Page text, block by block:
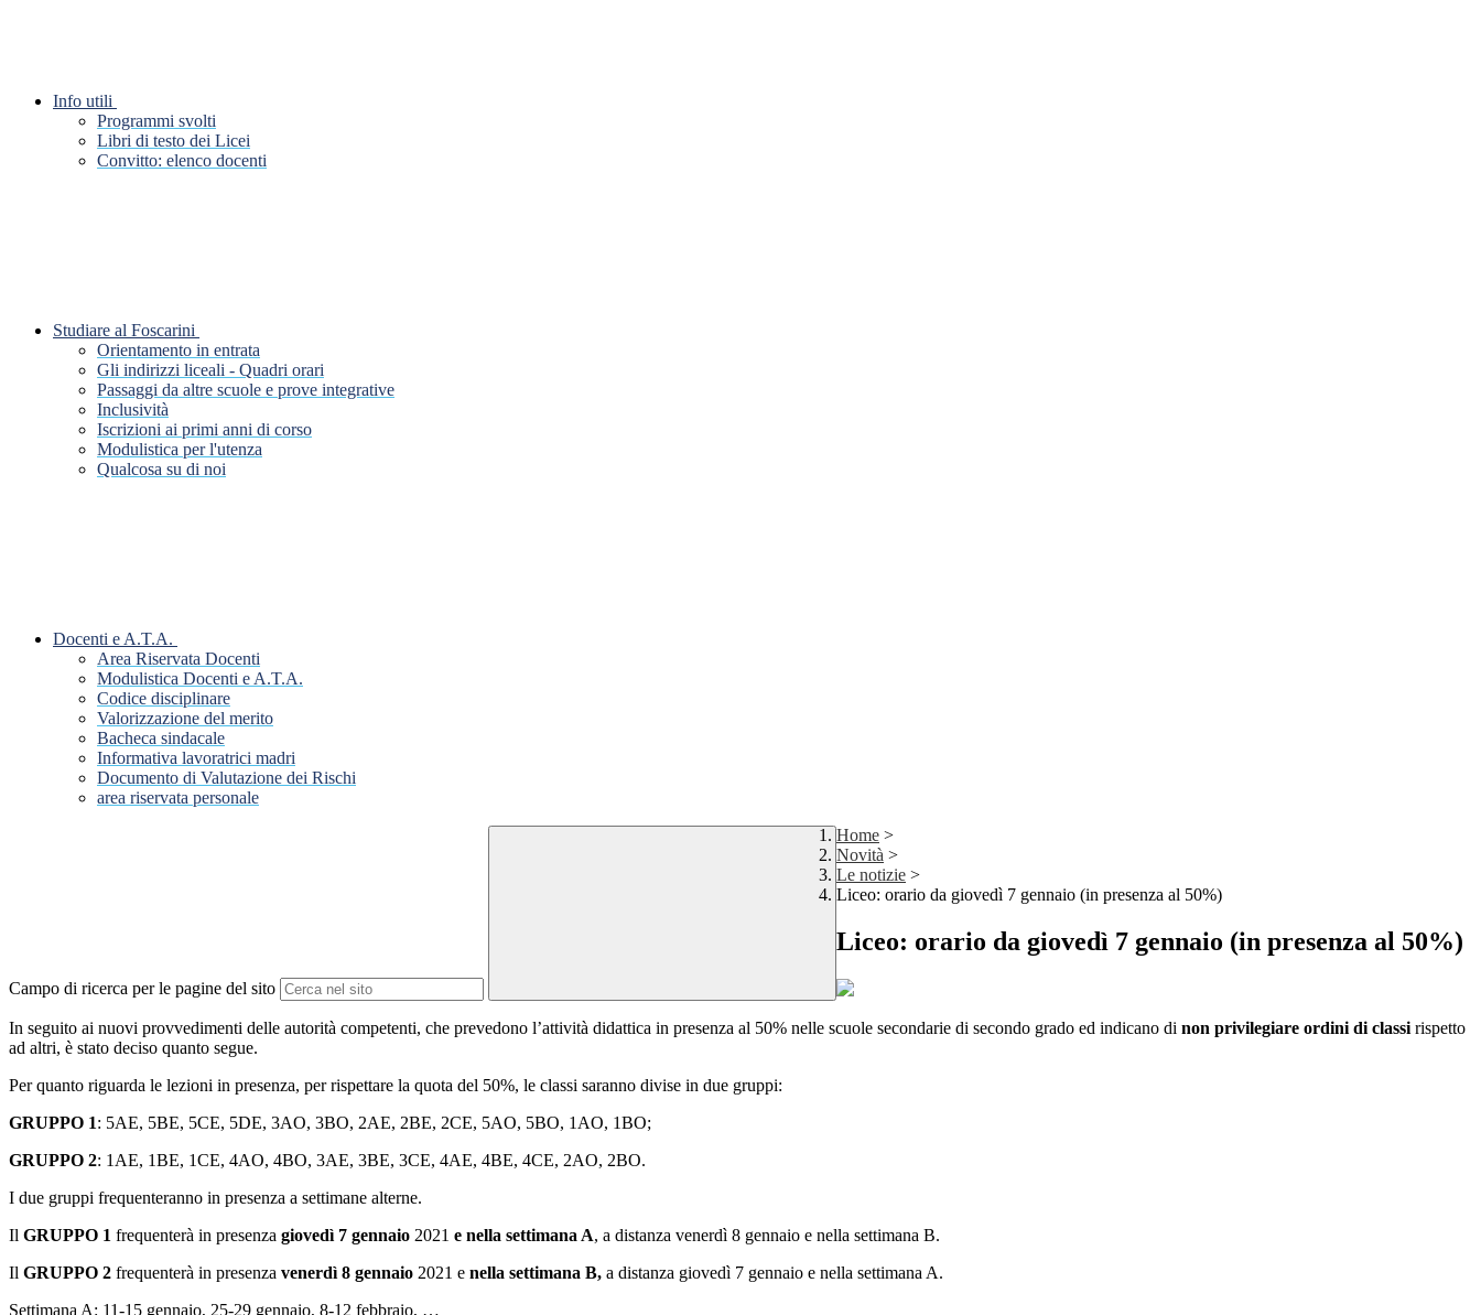
Info utili
Programmi svolti
Libri di testo dei Licei
Convitto: elenco docenti
Studiare al Foscarini
Orientamento in entrata
Gli indirizzi liceali - Quadri orari
Passaggi da altre scuole e prove integrative
Inclusività
Iscrizioni ai primi anni di corso
Modulistica per l'utenza
Qualcosa su di noi
Docenti e A.T.A.
Area Riservata Docenti
Modulistica Docenti e A.T.A.
Codice disciplinare
Valorizzazione del merito
Bacheca sindacale
Informativa lavoratrici madri
Documento di Valutazione dei Rischi
area riservata personale
Campo di ricerca per le pagine del sito
Home >
Novità >
Le notizie >
Liceo: orario da giovedì 7 gennaio (in presenza al 50%)
Liceo: orario da giovedì 7 gennaio (in presenza al 50%)
In seguito ai nuovi provvedimenti delle autorità competenti, che prevedono l’attività didattica in presenza al 50% nelle scuole secondarie di secondo grado ed indicano di non privilegiare ordini di classi rispetto
ad altri, è stato deciso quanto segue.
Per quanto riguarda le lezioni in presenza, per rispettare la quota del 50%, le classi saranno divise in due gruppi:
GRUPPO 1: 5AE, 5BE, 5CE, 5DE, 3AO, 3BO, 2AE, 2BE, 2CE, 5AO, 5BO, 1AO, 1BO;
GRUPPO 2: 1AE, 1BE, 1CE, 4AO, 4BO, 3AE, 3BE, 3CE, 4AE, 4BE, 4CE, 2AO, 2BO.
I due gruppi frequenteranno in presenza a settimane alterne.
Il GRUPPO 1 frequenterà in presenza giovedì 7 gennaio 2021 e nella settimana A, a distanza venerdì 8 gennaio e nella settimana B.
Il GRUPPO 2 frequenterà in presenza venerdì 8 gennaio 2021 e nella settimana B, a distanza giovedì 7 gennaio e nella settimana A.
Settimana A: 11-15 gennaio, 25-29 gennaio, 8-12 febbraio, …